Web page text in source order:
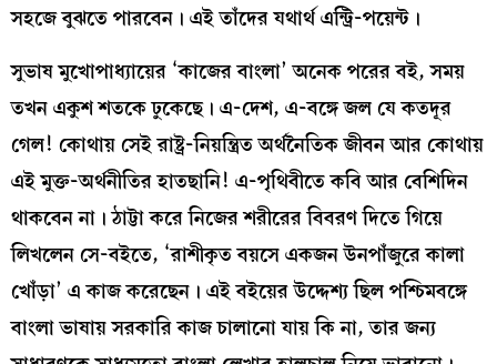
সহজে বুঝতে পারবেন। এই তাঁদের যথার্থ এন্ট্রি-পয়েন্ট।
সুভাষ মুখোপাধ্যায়ের ‘কাজের বাংলা’ অনেক পরের বই, সময়
তখন একুশ শতকে ঢুকেছে। এ-দেশ, এ-বঙ্গে জল যে কতদূর
গেল! কোথায় সেই রাষ্ট্র-নিয়ন্ত্রিত অর্থনৈতিক জীবন আর কোথায়
এই মুক্ত-অর্থনীতির হাতছানি! এ-পৃথিবীতে কবি আর বেশিদিন
থাকবেন না। ঠাট্টা করে নিজের শরীরের বিবরণ দিতে গিয়ে
লিখলেন সে-বইতে, ‘রাশীকৃত বয়সে একজন উনপাঁজুরে কালা
খোঁড়া’ এ কাজ করেছেন। এই বইয়ের উদ্দেশ্য ছিল পশ্চিমবঙ্গে
বাংলা ভাষায় সরকারি কাজ চালানো যায় কি না, তার জন্য